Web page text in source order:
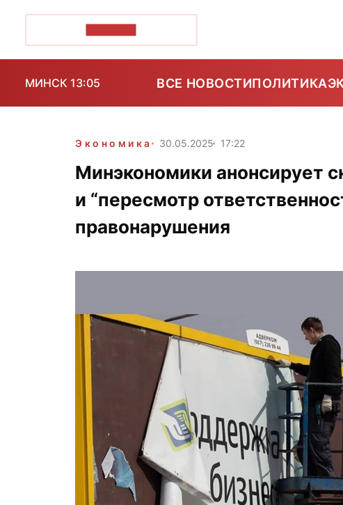
МИНСК 13:05 ВСЕ НОВОСТИПОЛИТИКА
Экономика 30.05.2025 17:22
Минэкономики анонсирует
и “пересмотр
правонарушения